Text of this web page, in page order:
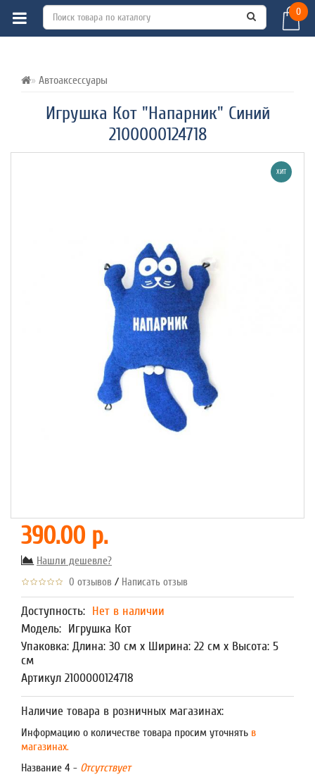
0
Автоаксессуары
Игрушка Кот "Напарник" Синий
2100000124718
ВСЕ О ТОВАРЕ ХАРАКТЕРИСТИКИ
ХИТ
390.00 р.
Нашли дешевле?
0 отзывов / Написать отзыв
Доступность: Нет в наличии
Модель: Игрушка Кот
Упаковка: Длина: 30 см x Ширина: 22 см x Высота: 5
см
Артикул 2100000124718
Наличие товара в розничных магазинах:
Информацию о количестве товара просим уточнять в
магазинах.
Название 4 - Отсутствует